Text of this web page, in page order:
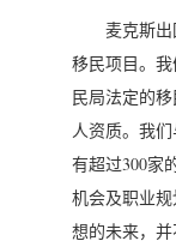
麦克斯
移民项目。
民局法定的
人资质。我
有超过300家
机会及职业
想的未来，并